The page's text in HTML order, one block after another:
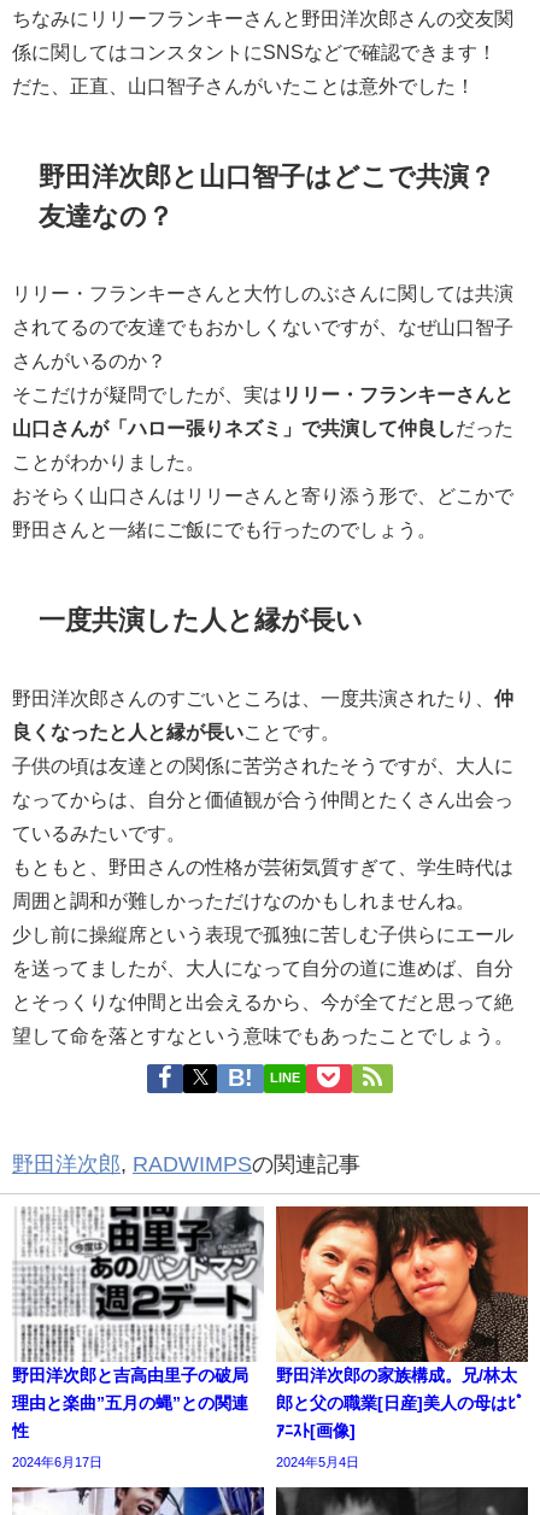
ちなみにリリーフランキーさんと野田洋次郎さんの交友関
係に関してはコンスタントにSNSなどで確認できます！
だた、正直、山口智子さんがいたことは意外でした！
野田洋次郎と山口智子はどこで共演？
友達なの？
リリー・フランキーさんと大竹しのぶさんに関しては共演
されてるので友達でもおかしくないですが、なぜ山口智子
さんがいるのか？
そこだけが疑問でしたが、実は リリー・フランキーさんと
山口さんが「ハロー張りネズミ」で共演して仲良しだった
ことがわかりました。
おそらく山口さんはリリーさんと寄り添う形で、どこかで
野田さんと一緒にご飯にでも行ったのでしょう。
一度共演した人と縁が長い
野田洋次郎さんのすごいところは、一度共演されたり、 仲
良くなったと人と縁が長い ことです。
子供の頃は友達との関係に苦労されたそうですが、大人に
なってからは、自分と価値観が合う仲間とたくさん出会っ
ているみたいです。
もともと、野田さんの性格が芸術気質すぎて、学生時代は
周囲と調和が難しかっただけなのかもしれませんね。
少し前に操縦席という表現で孤独に苦しむ子供らにエール
を送ってましたが、大人になって自分の道に進めば、自分
とそっくりな仲間と出会えるから、今が全てだと思って絶
望して命を落とすなという意味でもあったことでしょう。
LINE
野田洋次郎 RADWIMPSの関連記事
野田洋次郎と吉高由里子の破局
理由と楽曲”五月の蝿”との関連
性
2024年6月17日
野田洋次郎の家族構成。兄/林太
郎と父の職業[日産]美人の母はﾋﾟ
ｱﾆｽﾄ[画像]
2024年5月4日